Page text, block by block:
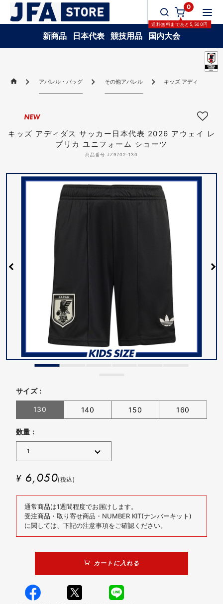
0
送料無料まであと 5,500円
新商品 日本代表 競技用品 国内大会
アパレル・バッグ その他アパレル キッズ アディダス サ
キッズ アディダス サッカー日本代表 2026 アウェイ レ
プリカ ユニフォーム ショーツ
商品番号 JZ9702-130
NEW
サイズ :
130 140 150 160
数量 :
¥ 6,050(税込)
通常商品は1週間程度でお届けします。
受注商品・取り寄せ商品・NUMBER KIT(ナンバーキット)
に関しては、下記の注意事項をご確認ください。
カートに入れる